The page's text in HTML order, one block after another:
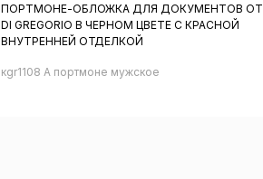
ПОРТМОНЕ-ОБЛОЖКА ДЛЯ ДОКУМЕНТОВ ОТ
DI GREGORIO В ЧЕРНОМ ЦВЕТЕ С КРАСНОЙ
ВНУТРЕННЕЙ ОТДЕЛКОЙ
кgr1108 A портмоне мужское